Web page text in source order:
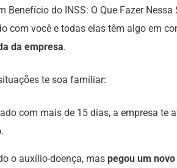
Benefício do INSS: O Que Fazer
com você e todas elas têm algo em
da empresa.
te soa familiar:
com mais de 15 dias, a empresa te
.
o auxílio-doença, mas pegou um